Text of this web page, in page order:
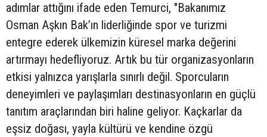
adımlar attığını ifade eden Temurci, "Bakanımız
Osman Aşkın Bak’ın liderliğinde spor ve turizmi
entegre ederek ülkemizin küresel marka değerini
artırmayı hedefliyoruz. Artık bu tür organizasyonların
etkisi yalnızca yarışlarla sınırlı değil. Sporcuların
deneyimleri ve paylaşımları destinasyonların en güçlü
tanıtım araçlarından biri haline geliyor. Kaçkarlar da
eşsiz doğası, yayla kültürü ve kendine özgü